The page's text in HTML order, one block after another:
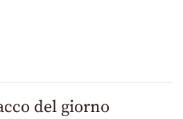
del giorno